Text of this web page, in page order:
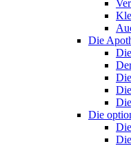
Die
Die